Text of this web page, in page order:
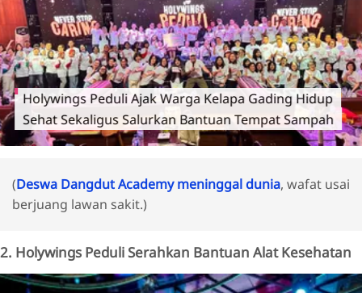
Holywings Peduli Ajak Warga Kelapa Gading Hidup
Sehat Sekaligus Salurkan Bantuan Tempat Sampah
(Deswa Dangdut Academy meninggal dunia, wafat usai
berjuang lawan sakit.)
2. Holywings Peduli Serahkan Bantuan Alat Kesehatan